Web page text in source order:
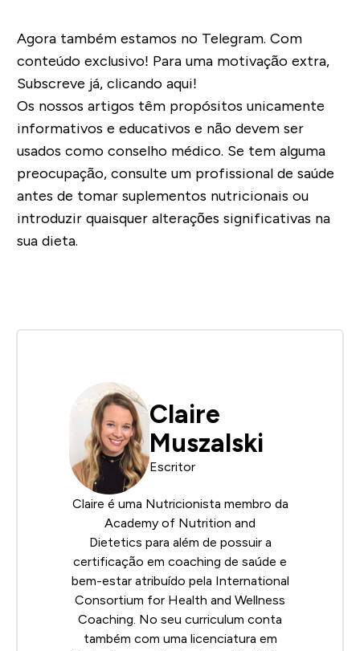
Agora também estamos no Telegram. Com
conteúdo exclusivo! Para uma motivação extra,
Subscreve já, clicando aqui!
Os nossos artigos têm propósitos unicamente
informativos e educativos e não devem ser
usados como conselho médico. Se tem alguma
preocupação, consulte um profissional de saúde
antes de tomar suplementos nutricionais ou
introduzir quaisquer alterações significativas na
sua dieta.
Claire
Muszalski
Escritor
Claire é uma Nutricionista membro da
Academy of Nutrition and
Dietetics para além de possuir a
certificação em coaching de saúde e
bem-estar atribuído pela International
Consortium for Health and Wellness
Coaching . No seu curriculum conta
também com uma licenciatura em